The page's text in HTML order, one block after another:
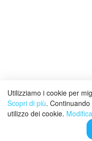
Utilizziamo i cookie per
Scopri di più.
utilizzo dei cookie.